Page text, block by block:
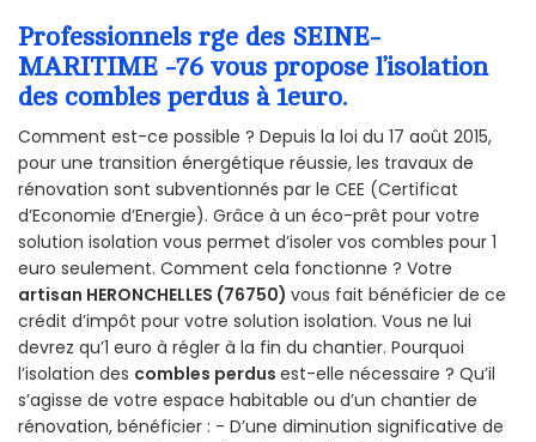
Professionnels rge des SEINE-
MARITIME -76 vous propose l’isolation
des combles perdus à 1euro.
Comment est-ce possible ? Depuis la loi du 17 août 2015,
pour une transition énergétique réussie, les travaux de
rénovation sont subventionnés par le CEE (Certificat
d’Economie d’Energie). Grâce à un éco-prêt pour votre
solution isolation vous permet d’isoler vos combles pour 1
euro seulement. Comment cela fonctionne ? Votre
artisan HERONCHELLES (76750) vous fait bénéficier de ce
crédit d’impôt pour votre solution isolation. Vous ne lui
devrez qu’1 euro à régler à la fin du chantier. Pourquoi
l’isolation des combles perdus est-elle nécessaire ? Qu’il
s’agisse de votre espace habitable ou d’un chantier de
rénovation, bénéficier : - D’une diminution significative de